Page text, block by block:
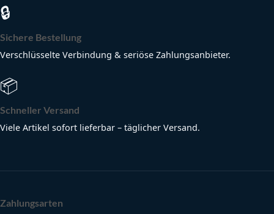
🔒
Sichere Bestellung
Verschlüsselte Verbindung & seriöse Zahlungsanbieter.
📦
Schneller Versand
Viele Artikel sofort lieferbar – täglicher Versand.
Zahlungsarten